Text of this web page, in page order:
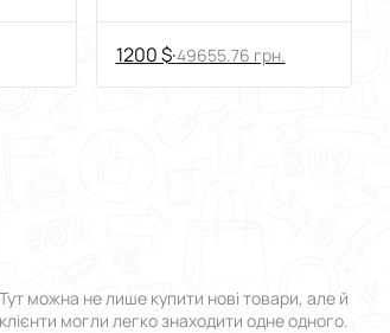
1200 $·49655.76 грн.
можна не лише купити нові товари, але й
могли легко знаходити одне одного.